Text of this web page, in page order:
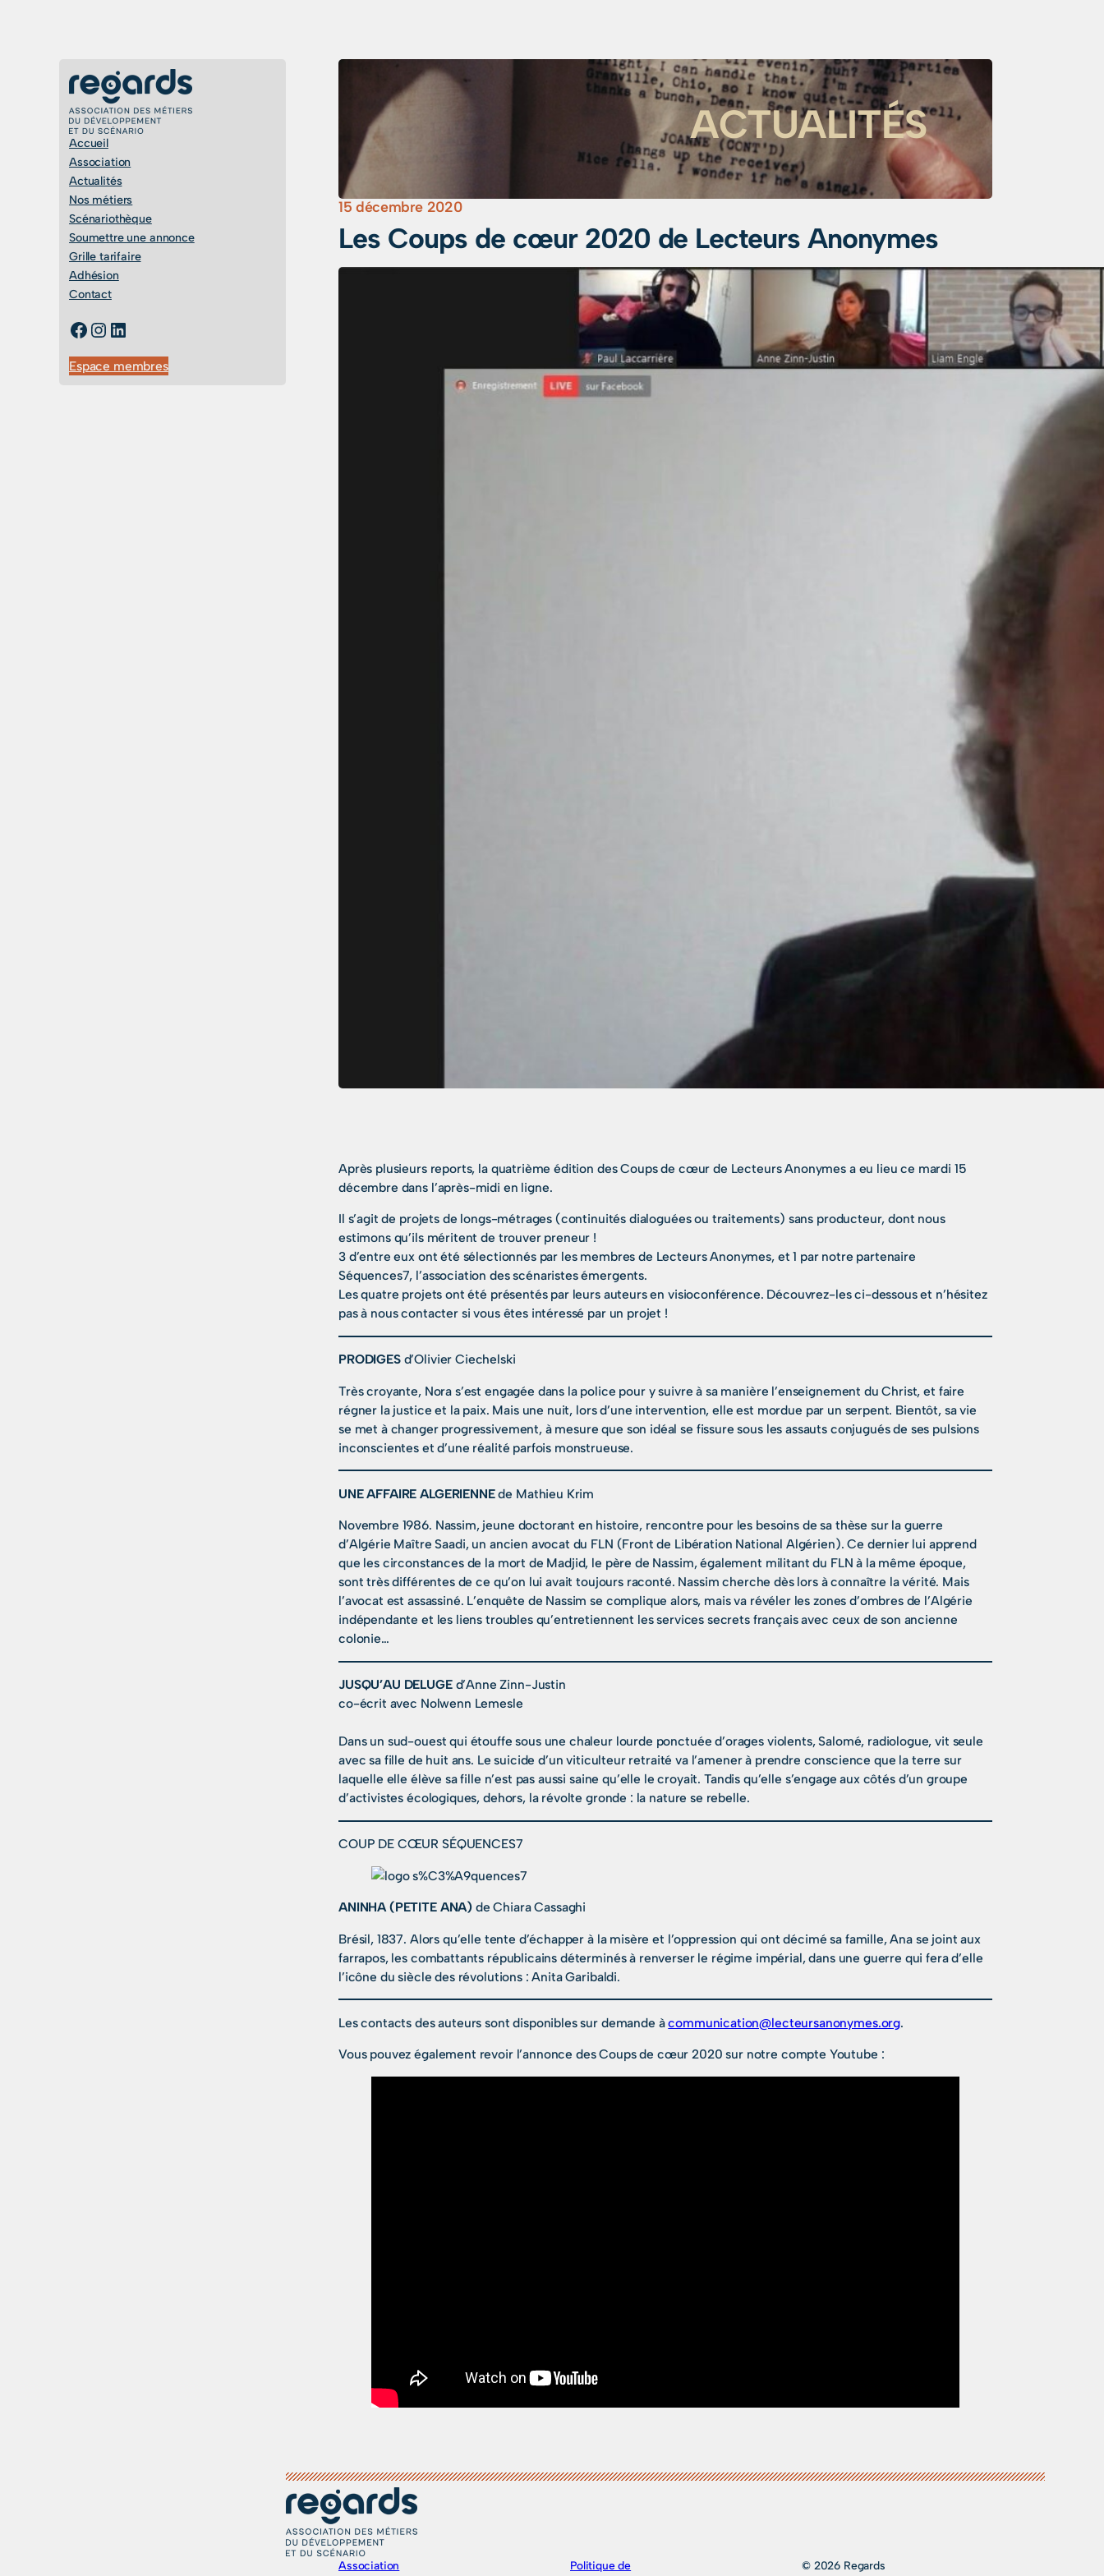
Accueil
Association
Actualités
Nos métiers
Scénariothèque
Soumettre une annonce
Grille tarifaire
Adhésion
Contact
groupe public Instagram LinkedIn
Espace membres
ACTUALITÉS
15 décembre 2020
Les Coups de cœur 2020 de Lecteurs Anonymes
Après plusieurs reports, la quatrième édition des Coups de cœur de Lecteurs Anonymes a eu lieu ce mardi 15
décembre dans l’après-midi en ligne.
Il s’agit de projets de longs-métrages (continuités dialoguées ou traitements) sans producteur, dont nous
estimons qu’ils méritent de trouver preneur !
3 d’entre eux ont été sélectionnés par les membres de Lecteurs Anonymes, et 1 par notre partenaire
Séquences7, l’association des scénaristes émergents.
Les quatre projets ont été présentés par leurs auteurs en visioconférence. Découvrez-les ci-dessous et n’hésitez
pas à nous contacter si vous êtes intéressé par un projet !
PRODIGESd’Olivier Ciechelski
Très croyante, Nora s’est engagée dans la police pour y suivre à sa manière l’enseignement du Christ, et faire
régner la justice et la paix. Mais une nuit, lors d’une intervention, elle est mordue par un serpent. Bientôt, sa vie
se met à changer progressivement, à mesure que son idéal se fissure sous les assauts conjugués de ses pulsions
inconscientes et d’une réalité parfois monstrueuse.
UNE AFFAIRE ALGERIENNEde Mathieu Krim
Novembre 1986. Nassim, jeune doctorant en histoire, rencontre pour les besoins de sa thèse sur la guerre
d’Algérie Maître Saadi, un ancien avocat du FLN (Front de Libération National Algérien). Ce dernier lui apprend
que les circonstances de la mort de Madjid, le père de Nassim, également militant du FLN à la même époque,
sont très différentes de ce qu’on lui avait toujours raconté. Nassim cherche dès lors à connaître la vérité. Mais
l’avocat est assassiné. L’enquête de Nassim se complique alors, mais va révéler les zones d’ombres de l’Algérie
indépendante et les liens troubles qu’entretiennent les services secrets français avec ceux de son ancienne
colonie…
JUSQU’AU DELUGEd’Anne Zinn-Justin
co-écrit avec Nolwenn Lemesle
Dans un sud-ouest qui étouffe sous une chaleur lourde ponctuée d’orages violents, Salomé, radiologue, vit seule
avec sa fille de huit ans. Le suicide d’un viticulteur retraité va l’amener à prendre conscience que la terre sur
laquelle elle élève sa fille n’est pas aussi saine qu’elle le croyait. Tandis qu’elle s’engage aux côtés d’un groupe
d’activistes écologiques, dehors, la révolte gronde : la nature se rebelle.
COUP DE CŒUR SÉQUENCES7
ANINHA (PETITE ANA) de Chiara Cassaghi
Brésil, 1837. Alors qu’elle tente d’échapper à la misère et l’oppression qui ont décimé sa famille, Ana se joint aux
farrapos, les combattants républicains déterminés à renverser le régime impérial, dans une guerre qui fera d’elle
l’icône du siècle des révolutions : Anita Garibaldi.
Les contacts des auteurs sont disponibles sur demande àcommunication@lecteursanonymes.org.
Vous pouvez également revoir l’annonce des Coups de cœur 2020 sur notre compte Youtube :
Association Politique de © 2026 Regards